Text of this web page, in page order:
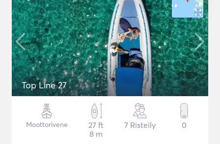
Top Line 27
Moottorivene
27 ft
8 m
7 Risteily 0